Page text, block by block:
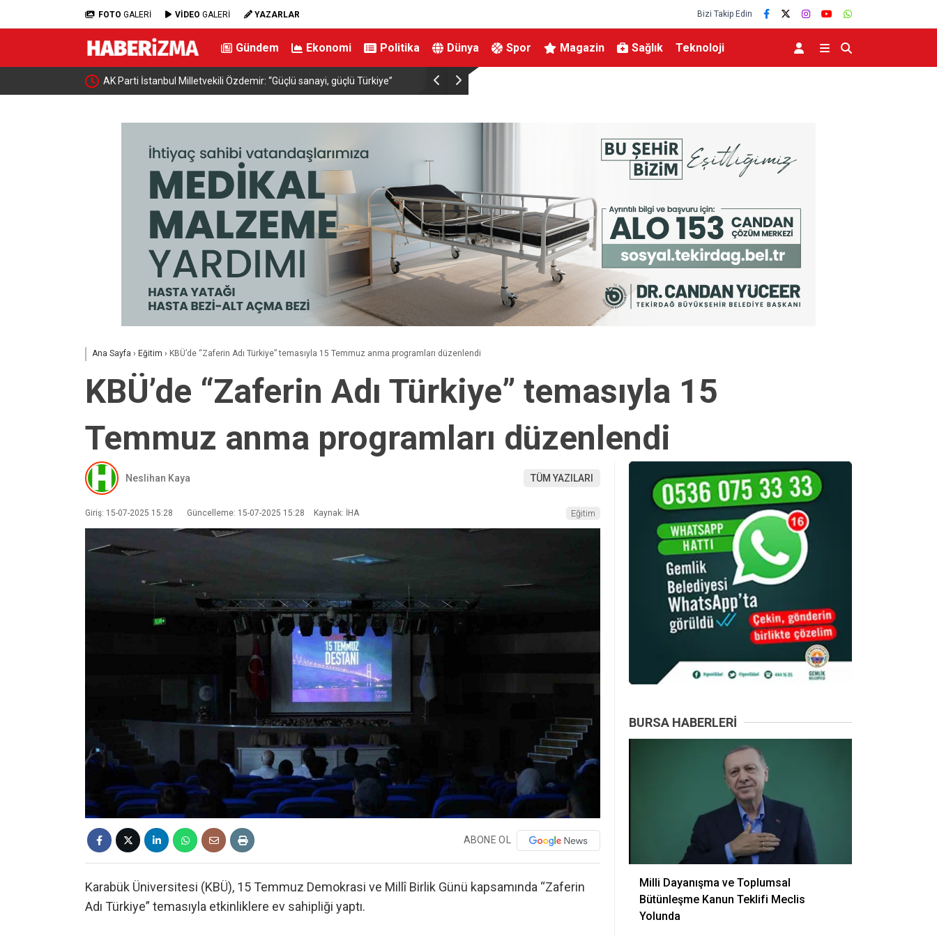
FOTO GALERİ VİDEO GALERİ YAZARLAR Bizi Takip Edin
Gündem Ekonomi Politika Dünya Spor Magazin Sağlık Teknoloji
AK Parti İstanbul Milletvekili Özdemir: “Güçlü sanayi, güçlü Türkiye” Uluslararası Bursa Festivali’nde ilk kez çocuklara kapılarını açtı
Ana Sayfa › Eğitim › KBÜ’de “Zaferin Adı Türkiye” temasıyla 15 Temmuz anma programları düzenlendi
KBÜ’de “Zaferin Adı Türkiye” temasıyla 15
Temmuz anma programları düzenlendi
Neslihan Kaya TÜM YAZILARI
Giriş: 15-07-2025 15:28 Güncelleme: 15-07-2025 15:28 Kaynak: İHA Eğitim
ABONE OL
Karabük Üniversitesi (KBÜ), 15 Temmuz Demokrasi ve Millî Birlik Günü kapsamında “Zaferin
Adı Türkiye” temasıyla etkinliklere ev sahipliği yaptı.
BURSA HABERLERI
Milli Dayanışma ve Toplumsal
Bütünleşme Kanun Teklifi Meclis
Yolunda